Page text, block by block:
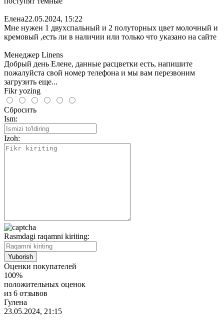
Елена22.05.2024, 15:22
Мне нужен 1 двухспальный и 2 полуторных цвет молочный и
кремовый ,есть ли в наличии или только что указано на сайте
Менеджер Linens
Добрый день Елене, данные расцветки есть, напишите
пожалуйста свой номер телефона и мы вам перезвоним
загрузить еще...
Fikr yozing
Сбросить
Ism:
Izoh:
Rasmdagi raqamni kiriting:
Оценки покупателей
100%
положительных оценок
из 6 отзывов
Гулена
23.05.2024, 21:15